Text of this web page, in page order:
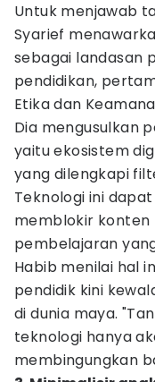
Untuk menjawab
Syarief
sebagai landasan
pendidikan,
Etika dan
Dia mengusulkan
yaitu ekosistem
yang dilengkapi
Teknologi ini
memblokir
pembelajaran
Habib menilai hal
pendidik kini
di dunia maya.
teknologi hanya
membingungkan